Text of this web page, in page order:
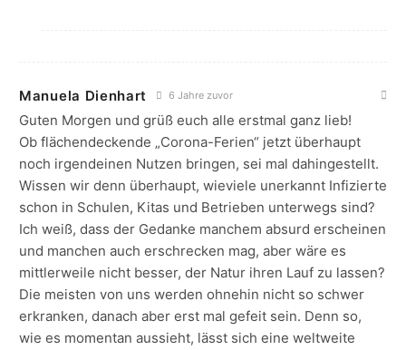
Manuela Dienhart 6 Jahre zuvor
Guten Morgen und grüß euch alle erstmal ganz lieb!
Ob flächendeckende „Corona-Ferien“ jetzt überhaupt
noch irgendeinen Nutzen bringen, sei mal dahingestellt.
Wissen wir denn überhaupt, wieviele unerkannt Infizierte
schon in Schulen, Kitas und Betrieben unterwegs sind?
Ich weiß, dass der Gedanke manchem absurd erscheinen
und manchen auch erschrecken mag, aber wäre es
mittlerweile nicht besser, der Natur ihren Lauf zu lassen?
Die meisten von uns werden ohnehin nicht so schwer
erkranken, danach aber erst mal gefeit sein. Denn so,
wie es momentan aussieht, lässt sich eine weltweite